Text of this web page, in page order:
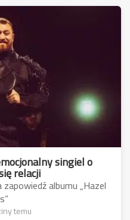
singiel o
relacji
albumu „Hazel
temu